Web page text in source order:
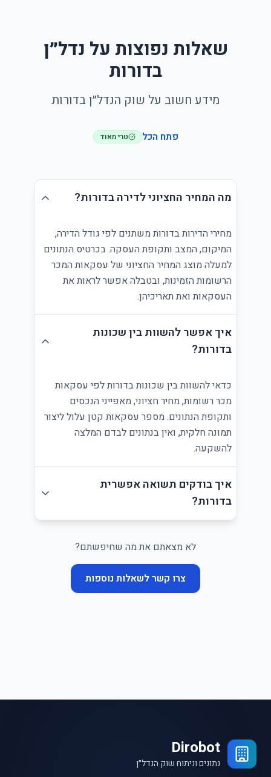
שאלות נפוצות על נדל״ן
בדורות
מידע חשוב על שוק הנדל״ן בדורות
פתח הכל טרי מאוד
מה המחיר החציוני לדירה בדורות?
מחירי הדירות בדורות משתנים לפי גודל הדירה,
המיקום, המצב ותקופת העסקה. בכרטיס הנתונים
למעלה מוצג המחיר החציוני של עסקאות המכר
הרשומות הזמינות, ובטבלה אפשר לראות את
העסקאות ואת תאריכיהן.
איך אפשר להשוות בין שכונות
בדורות?
כדאי להשוות בין שכונות בדורות לפי עסקאות
מכר רשומות, מחיר חציוני, מאפייני הנכסים
ותקופת הנתונים. מספר עסקאות קטן עלול ליצור
תמונה חלקית, ואין בנתונים לבדם המלצה
להשקעה.
איך בודקים תשואה אפשרית
בדורות?
לא מצאתם את מה שחיפשתם?
צרו קשר לשאלות נוספות
Dirobot
נתונים וניתוח שוק הנדל״ן